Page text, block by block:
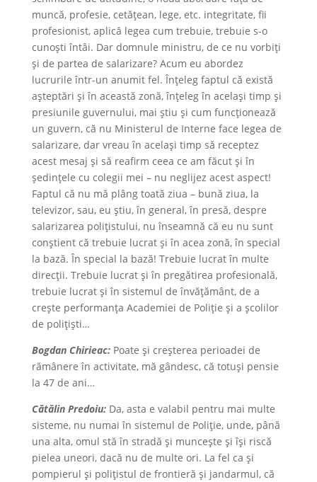
muncă, profesie, cetățean, lege, etc. integritate, fii
profesionist, aplică legea cum trebuie, trebuie s-o
cunoști întâi. Dar domnule ministru, de ce nu vorbiți
şi de partea de salarizare? Acum eu abordez
lucrurile într-un anumit fel. Înțeleg faptul că există
așteptări și în această zonă, înțeleg în același timp și
presiunile guvernului, mai știu și cum funcționează
un guvern, că nu Ministerul de Interne face legea de
salarizare, dar vreau în același timp să receptez
acest mesaj și să reafirm ceea ce am făcut şi în
ședințele cu colegii mei – nu neglijez acest aspect!
Faptul că nu mă plâng toată ziua – bună ziua, la
televizor, sau, eu știu, în general, în presă, despre
salarizarea polițistului, nu înseamnă că eu nu sunt
conștient că trebuie lucrat și în acea zonă, în special
la bază. În special la bază! Trebuie lucrat în multe
direcții. Trebuie lucrat și în pregătirea profesională,
trebuie lucrat și în sistemul de învățământ, de a
crește performanța Academiei de Poliție și a şcolilor
de poliţişti…
Bogdan Chirieac:Poate şi creşterea perioadei de
rămânere în activitate, mă gândesc, că totuşi pensie
la 47 de ani…
Cătălin Predoiu:Da, asta e valabil pentru mai multe
sisteme, nu numai în sistemul de Poliție, unde, până
una alta, omul stă în stradă și muncește și își riscă
pielea uneori, dacă nu de multe ori. La fel ca și
pompierul și polițistul de frontieră și jandarmul, că